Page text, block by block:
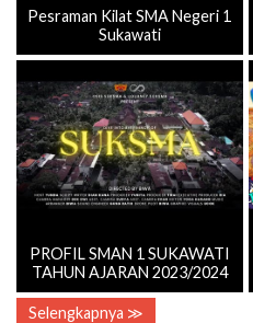
Pesraman Kilat SMA Negeri 1
Sukawati
PROFIL SMAN 1 SUKAWATI
TAHUN AJARAN 2023/2024
Selengkapnya ≫